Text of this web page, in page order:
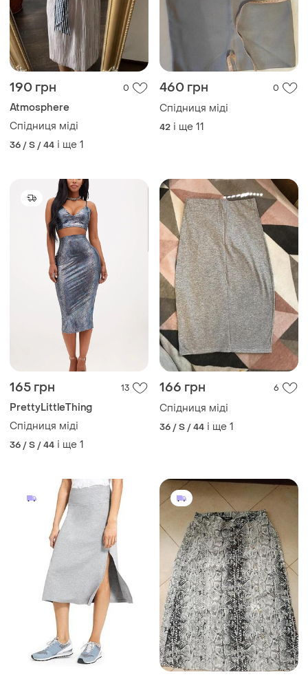
190 грн 0
Atmosphere
Спідниця міді
36 / S / 44 і ще 1
460 грн 0
Спідниця міді
42 і ще 11
165 грн 13
PrettyLittleThing
Спідниця міді
36 / S / 44 і ще 1
166 грн 6
Спідниця міді
36 / S / 44 і ще 1